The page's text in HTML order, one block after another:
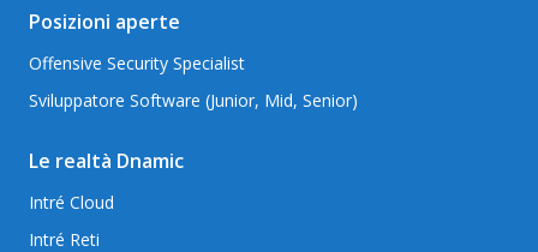
Posizioni aperte
Offensive Security Specialist
Sviluppatore Software (Junior, Mid, Senior)
Le realtà Dnamic
Intré Cloud
Intré Reti